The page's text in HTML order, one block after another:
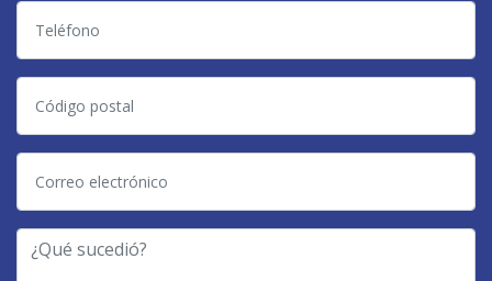
Teléfono
Código
postal
Correo
electrónico
-
Tipo
¿Qué
sucedió?